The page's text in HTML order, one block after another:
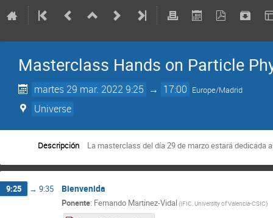
Masterclass Hands on Particle
martes 29 mar. 2022 9:25 → 17:00 Europe/Madrid
Universe
Descripción La masterclass del día 29 de marzo estará dedicada
9:25 → 9:35 Bienvenida
Ponente: Fernando Martinez-Vidal(IFIC, University of Valencia-CSIC)